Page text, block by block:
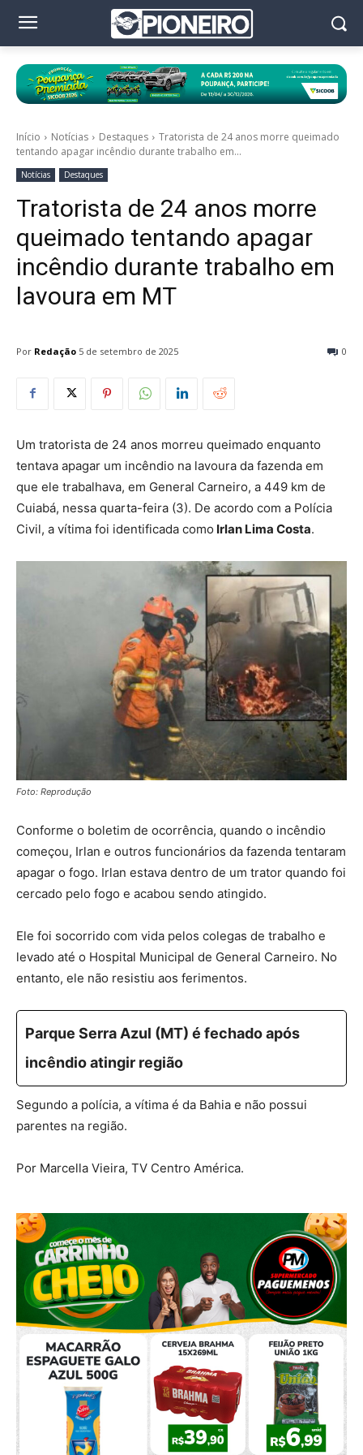
Início Notícias Destaques
Tratorista de 24 anos morre queimado
tentando apagar incêndio durante trabalho em...
Notícias Destaques
Tratorista de 24 anos morre
queimado tentando apagar
incêndio durante trabalho em
lavoura em MT
Por Redação 0
5 de setembro de 2025
Um tratorista de 24 anos morreu queimado enquanto
tentava apagar um incêndio na lavoura da fazenda em
que ele trabalhava, em General Carneiro, a 449 km de
Cuiabá, nessa quarta-feira (3). De acordo com a Polícia
Civil, a vítima foi identificada como Irlan Lima Costa.
Foto: Reprodução
Conforme o boletim de ocorrência, quando o incêndio
começou, Irlan e outros funcionários da fazenda tentaram
apagar o fogo. Irlan estava dentro de um trator quando foi
cercado pelo fogo e acabou sendo atingido.
Ele foi socorrido com vida pelos colegas de trabalho e
levado até o Hospital Municipal de General Carneiro. No
entanto, ele não resistiu aos ferimentos.
Parque Serra Azul (MT) é fechado após
incêndio atingir região
Segundo a polícia, a vítima é da Bahia e não possui
parentes na região.
Por Marcella Vieira, TV Centro América.